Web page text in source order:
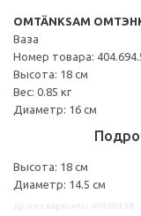
OMTÄNKSAM
Ваза
Номер товара:
Высота: 18 см
Вес: 0.85 кг
Диаметр: 16 см
Высота: 18 см
Диаметр: 14.5 см